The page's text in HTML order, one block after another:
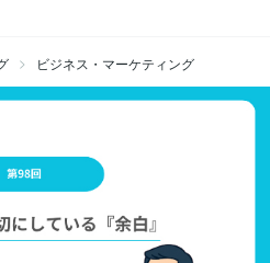
ビジネス・マーケティング